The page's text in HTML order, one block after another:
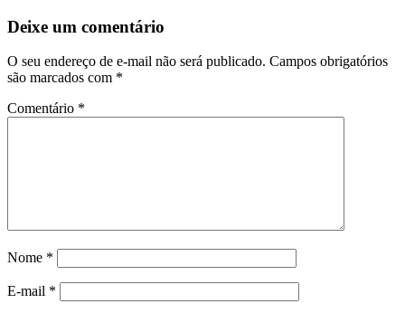
Deixe um comentário
O seu endereço de e-mail não será publicado. Campos obrigatórios
são marcados com *
Comentário *
Nome *
E-mail *